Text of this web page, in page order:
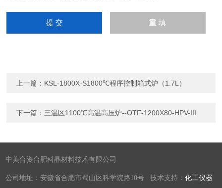
上一篇： KSL-1800X-S1800℃程序控制箱式炉（1.7L）
下一篇： 三温区1100℃高温高压炉--OTF-1200X80-HPV-III
中美合资合肥科晶材料技术有限公司
公司地址：安徽省合肥市蜀山区科学院路10号 技术支持：化工仪器